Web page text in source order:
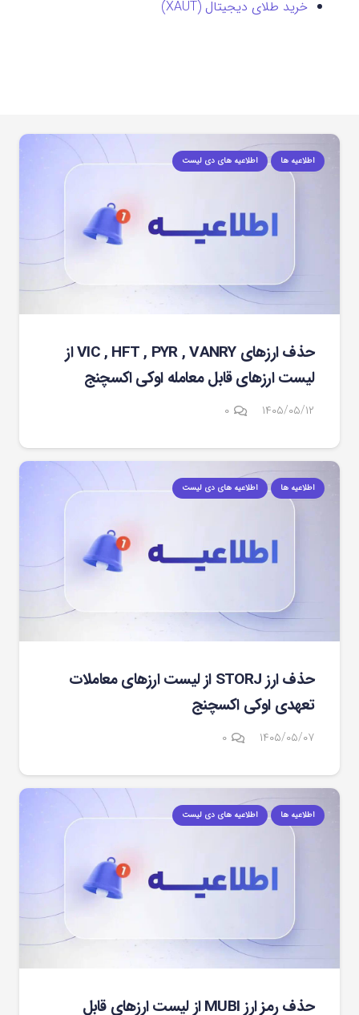
خرید طلای دیجیتال (XAUT)
اطلاعیه ها اطلاعیه های دی لیست
حذف ارزهای VIC , HFT , PYR , VANRY از
لیست ارزهای قابل معامله اوکی اکسچنج
۱۴۰۵/۰۵/۱۲ ۰
اطلاعیه ها اطلاعیه های دی لیست
حذف ارز STORJ از لیست ارزهای معاملات
تعهدی اوکی اکسچنج
۱۴۰۵/۰۵/۰۷ ۰
اطلاعیه ها اطلاعیه های دی لیست
حذف رمز ارز MUBI از لیست ارزهای قابل